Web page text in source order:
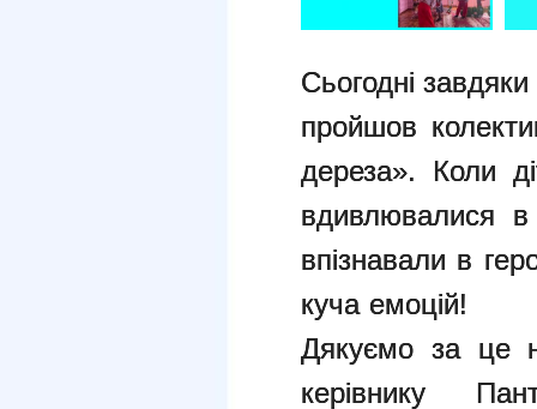
Сьогодні
пройшов
дереза». Коли
вдивлювалися в
впізнавали в
куча емоцій!
Дякуємо за це
керівнику